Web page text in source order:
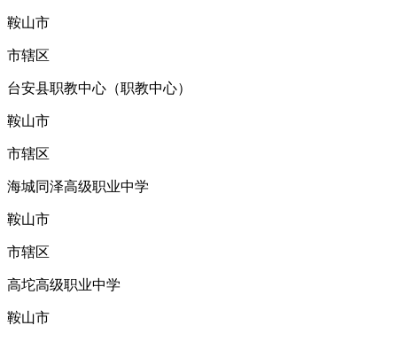
鞍山市
市辖区
台安县职教中心（职教中心）
鞍山市
市辖区
海城同泽高级职业中学
鞍山市
市辖区
高坨高级职业中学
鞍山市